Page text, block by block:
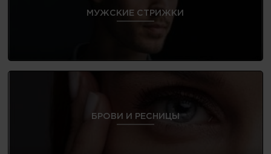
МУЖСКИЕ СТРИЖКИ
БРОВИ И РЕСНИЦЫ